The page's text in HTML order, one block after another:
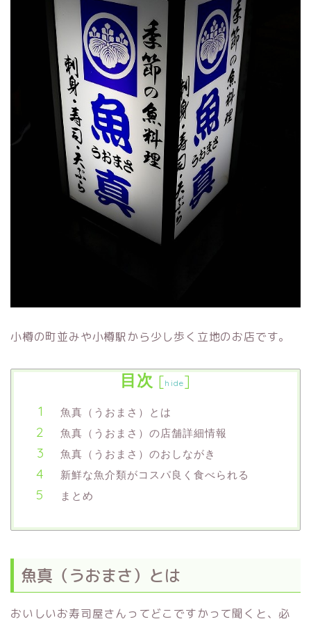
小樽の町並みや小樽駅から少し歩く立地のお店です。
目次 [hide]
魚真（うおまさ）とは
魚真（うおまさ）の店舗詳細情報
魚真（うおまさ）のおしながき
新鮮な魚介類がコスパ良く食べられる
まとめ
魚真（うおまさ）とは
おいしいお寿司屋さんってどこですかって聞くと、必